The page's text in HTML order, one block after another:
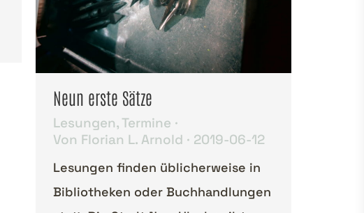
Neun erste Sätze
Lesungen,Termine
Von Florian L. Arnold 2019-06-12
Lesungen finden üblicherweise in
Bibliotheken oder Buchhandlungen